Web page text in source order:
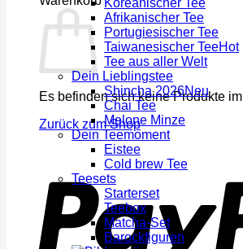
Es befinden sich keine Produkte
Zurück zum Shop
Koreanischer Tee
Afrikanischer Tee
Portugiesischer Tee
Taiwanesischer Tee
Tee aus aller Welt
Dein Lieblingstee
Shincha 2026
Chai Tee
Melone Minze
Dein Teemoment
Eistee
Cold brew Tee
Teesets
Starterset
Teebox
Matcha-Set
Barockfiguren